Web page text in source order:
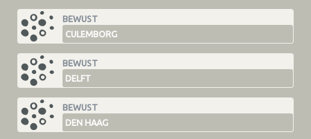
BEWUST
CULEMBORG
BEWUST
DELFT
BEWUST
DEN HAAG